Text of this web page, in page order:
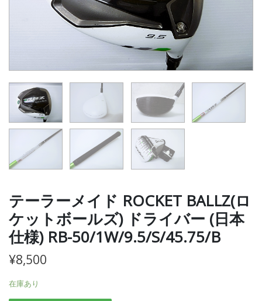
テーラーメイド ROCKET BALLZ(ロ
ケットボールズ) ドライバー (日本
仕様) RB-50/1W/9.5/S/45.75/B
¥8,500
在庫あり